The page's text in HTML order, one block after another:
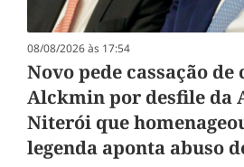
08/08/2026 às 17:54
Novo pede cassação de
Alckmin por desfile da
Niterói que
legenda aponta abuso